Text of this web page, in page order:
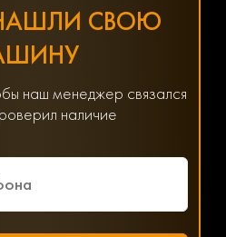
СВОЮ
наш менеджер связался
наличие